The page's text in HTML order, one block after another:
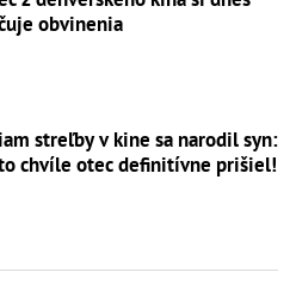
obvinenia
streľby v kine sa narodil syn:
chvíle otec definitívne prišiel!